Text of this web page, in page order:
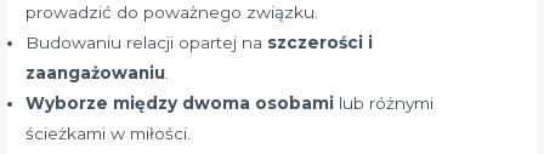
prowadzić do poważnego związku.
Budowaniu relacji opartej na szczerości i
zaangażowaniu
Wyborze między dwoma osobami lub różnymi
ścieżkami w miłości.